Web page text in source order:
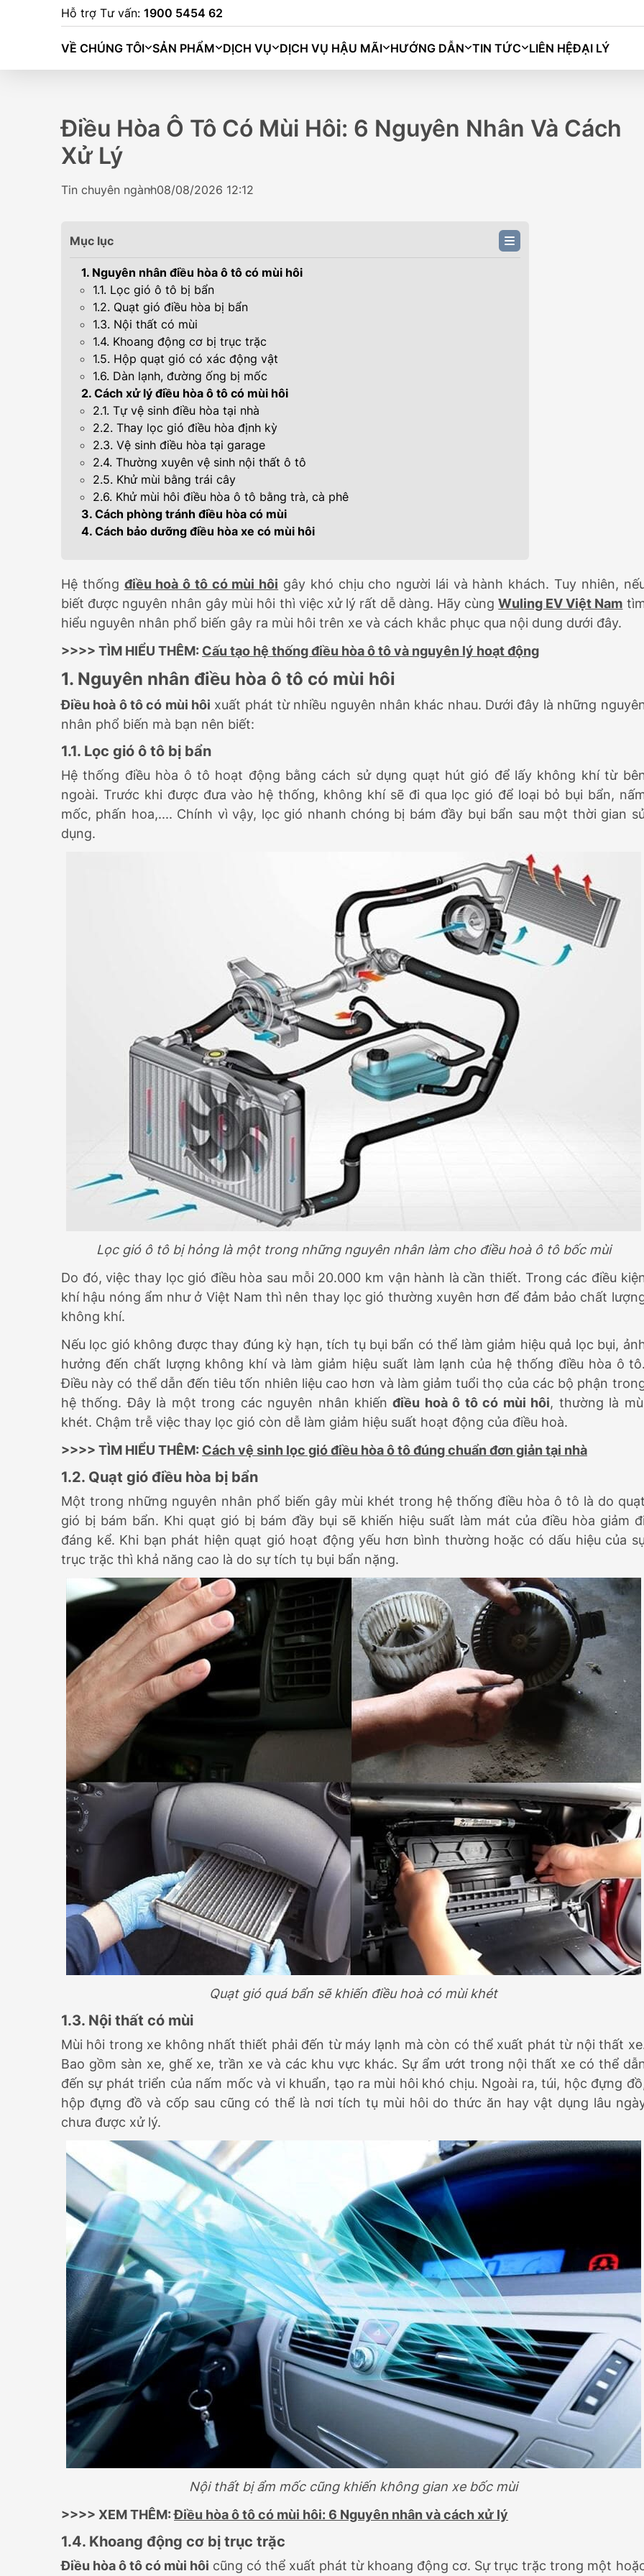
Hỗ trợ Tư vấn: 1900 5454 62
VỀ CHÚNG TÔI SẢN PHẨM DỊCH VỤ DỊCH VỤ HẬU MÃI HƯỚNG DẪN TIN TỨC LIÊN HỆĐẠI LÝ
Bingo Grango Darion
BINGO (333KM)
399.000.000Đ
Điều Hòa Ô Tô Có Mùi Hôi: 6 Nguyên Nhân Và Cách
Xử Lý
Tin chuyên ngành08/08/2026 12:12
Mục lục
1. Nguyên nhân điều hòa ô tô có mùi hôi
1.1. Lọc gió ô tô bị bẩn
1.2. Quạt gió điều hòa bị bẩn
1.3. Nội thất có mùi
1.4. Khoang động cơ bị trục trặc
1.5. Hộp quạt gió có xác động vật
1.6. Dàn lạnh, đường ống bị mốc
2. Cách xử lý điều hòa ô tô có mùi hôi
2.1. Tự vệ sinh điều hòa tại nhà
2.2. Thay lọc gió điều hòa định kỳ
2.3. Vệ sinh điều hòa tại garage
2.4. Thường xuyên vệ sinh nội thất ô tô
2.5. Khử mùi bằng trái cây
2.6. Khử mùi hôi điều hòa ô tô bằng trà, cà phê
3. Cách phòng tránh điều hòa có mùi
4. Cách bảo dưỡng điều hòa xe có mùi hôi
Hệ thống điều hoà ô tô có mùi hôi gây khó chịu cho người lái và hành khách. Tuy nhiên,
biết được nguyên nhân gây mùi hôi thì việc xử lý rất dễ dàng. Hãy cùngWuling EV Việt Nam
hiểu nguyên nhân phổ biến gây ra mùi hôi trên xe và cách khắc phục qua nội dung dưới đây.
>>>> TÌM HIỂU THÊM: Cấu tạo hệ thống điều hòa ô tô và nguyên lý hoạt động
1. Nguyên nhân điều hòa ô tô có mùi hôi
Điều hoà ô tô có mùi hôi xuất phát từ nhiều nguyên nhân khác nhau. Dưới đây là những
nhân phổ biến mà bạn nên biết:
1.1. Lọc gió ô tô bị bẩn
Hệ thống điều hòa ô tô hoạt động bằng cách sử dụng quạt hút gió để lấy không khí từ
ngoài. Trước khi được đưa vào hệ thống, không khí sẽ đi qua lọc gió để loại bỏ bụi bẩn,
mốc, phấn hoa,.... Chính vì vậy, lọc gió nhanh chóng bị bám đầy bụi bẩn sau một thời gian
dụng.
Lọc gió ô tô bị hỏng là một trong những nguyên nhân làm cho điều hoà ô tô bốc mùi
Do đó, việc thay lọc gió điều hòa sau mỗi 20.000 km vận hành là cần thiết. Trong các điều
khí hậu nóng ẩm như ở Việt Nam thì nên thay lọc gió thường xuyên hơn để đảm bảo chất
không khí.
Nếu lọc gió không được thay đúng kỳ hạn, tích tụ bụi bẩn có thể làm giảm hiệu quả lọc bụi,
hưởng đến chất lượng không khí và làm giảm hiệu suất làm lạnh của hệ thống điều hòa ô
Điều này có thể dẫn đến tiêu tốn nhiên liệu cao hơn và làm giảm tuổi thọ của các bộ phận
hệ thống. Đây là một trong các nguyên nhân khiếnđiều hoà ô tô có mùi hôi, thường là
khét. Chậm trễ việc thay lọc gió còn dễ làm giảm hiệu suất hoạt động của điều hoà.
>>>> TÌM HIỂU THÊM: Cách vệ sinh lọc gió điều hòa ô tô đúng chuẩn đơn giản tại nhà
1.2. Quạt gió điều hòa bị bẩn
Một trong những nguyên nhân phổ biến gây mùi khét trong hệ thống điều hòa ô tô là do
gió bị bám bẩn. Khi quạt gió bị bám đầy bụi sẽ khiến hiệu suất làm mát của điều hòa giảm
đáng kể. Khi bạn phát hiện quạt gió hoạt động yếu hơn bình thường hoặc có dấu hiệu của
trục trặc thì khả năng cao là do sự tích tụ bụi bẩn nặng.
Quạt gió quá bẩn sẽ khiến điều hoà có mùi khét
1.3. Nội thất có mùi
Mùi hôi trong xe không nhất thiết phải đến từ máy lạnh mà còn có thể xuất phát từ nội thất
Bao gồm sàn xe, ghế xe, trần xe và các khu vực khác. Sự ẩm ướt trong nội thất xe có thể
đến sự phát triển của nấm mốc và vi khuẩn, tạo ra mùi hôi khó chịu. Ngoài ra, túi, hộc đựng
hộp đựng đồ và cốp sau cũng có thể là nơi tích tụ mùi hôi do thức ăn hay vật dụng lâu
chưa được xử lý.
Nội thất bị ẩm mốc cũng khiến không gian xe bốc mùi
>>>> XEM THÊM:Điều hòa ô tô có mùi hôi: 6 Nguyên nhân và cách xử lý
1.4. Khoang động cơ bị trục trặc
Điều hòa ô tô có mùi hôi cũng có thể xuất phát từ khoang động cơ. Sự trục trặc trong một